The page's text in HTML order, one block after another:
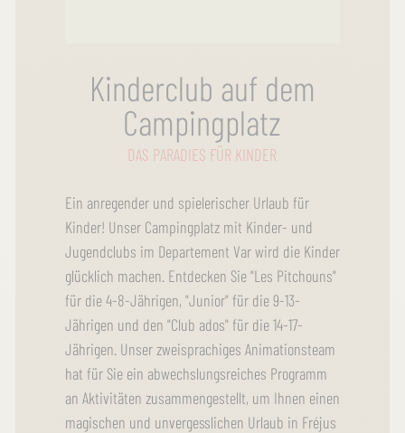
Kinderclub auf dem
Campingplatz
DAS PARADIES FÜR KINDER
Ein anregender und spielerischer Urlaub für
Kinder! Unser Campingplatz mit Kinder- und
Jugendclubs im Departement Var wird die Kinder
glücklich machen. Entdecken Sie "Les Pitchouns"
für die 4-8-Jährigen, "Junior" für die 9-13-
Jährigen und den "Club ados" für die 14-17-
Jährigen. Unser zweisprachiges Animationsteam
hat für Sie ein abwechslungsreiches Programm
an Aktivitäten zusammengestellt, um Ihnen einen
magischen und unvergesslichen Urlaub in Fréjus